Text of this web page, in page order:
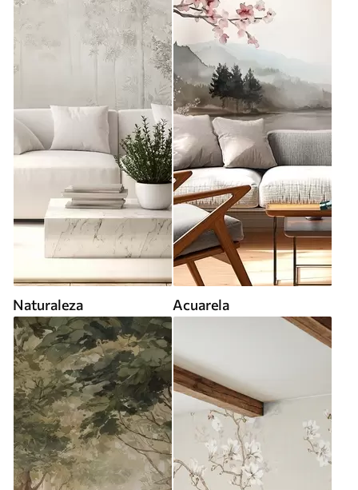
Naturaleza Acuarela